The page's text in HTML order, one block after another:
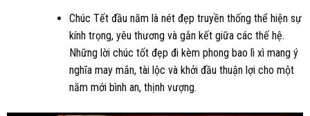
Chúc Tết đầu năm là nét đẹp truyền thống thể hiện sự
kính trọng, yêu thương và gắn kết giữa các thế hệ.
Những lời chúc tốt đẹp đi kèm phong bao lì xì mang ý
nghĩa may mắn, tài lộc và khởi đầu thuận lợi cho một
năm mới bình an, thịnh vượng.